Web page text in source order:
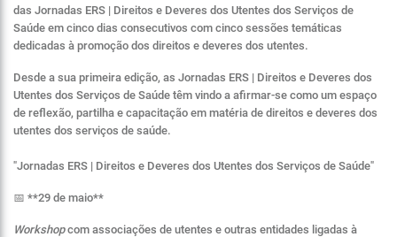
das Jornadas ERS | Direitos e Deveres dos Utentes dos Serviços de
Saúde em cinco dias consecutivos com cinco sessões temáticas
dedicadas à promoção dos direitos e deveres dos utentes.
Desde a sua primeira edição, as Jornadas ERS | Direitos e Deveres dos
Utentes dos Serviços de Saúde têm vindo a afirmar-se como um espaço
de reflexão, partilha e capacitação em matéria de direitos e deveres dos
utentes dos serviços de saúde.
"Jornadas ERS | Direitos e Deveres dos Utentes dos Serviços de Saúde"
📅 **29 de maio**
Workshopcom associações de utentes e outras entidades ligadas à